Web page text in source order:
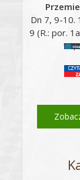
Dn 7, 9-10.
9 (R.: por.
17,